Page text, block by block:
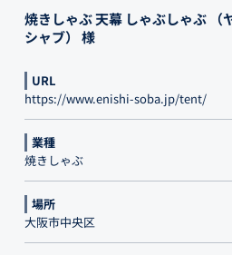
焼きしゃぶ 天幕 しゃぶしゃぶ （
シャブ） 様
URL
https://www.enishi-soba.jp/tent/
業種
焼きしゃぶ
場所
大阪市中央区